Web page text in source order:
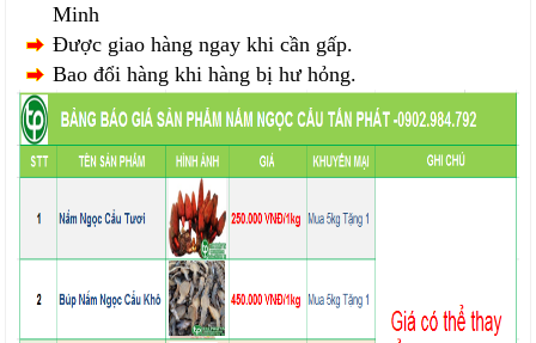
Minh
Được giao hàng ngay khi cần gấp.
Bao đổi hàng khi hàng bị hư hỏng.